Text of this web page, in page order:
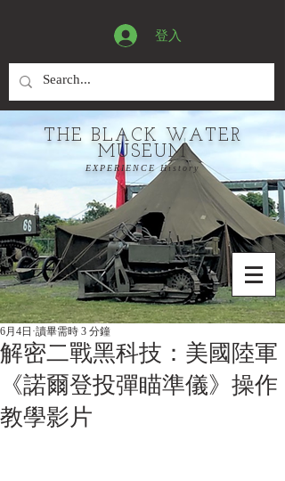
登入
THE BLACK WATER
MUSEUM
EXPERIENCE History
解密二戰黑科技：美國陸軍
《諾爾登投彈瞄準儀》操作
教學影片
6月4日 讀畢需時 3 分鐘